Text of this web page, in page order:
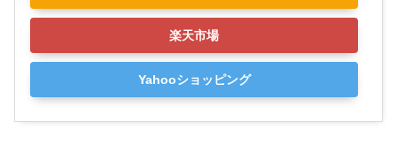
楽天市場
Yahooショッピング